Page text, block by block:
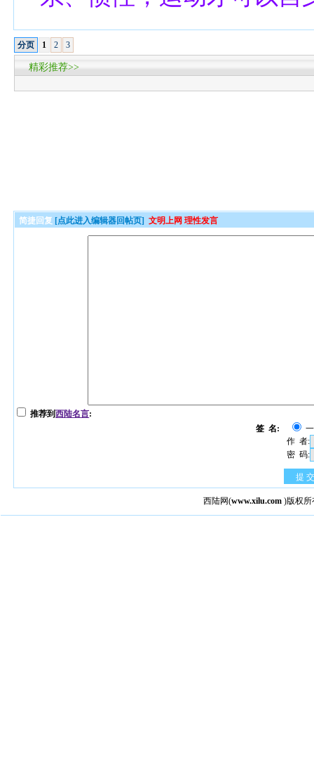
分页 1 2 3
精彩推荐>>
简捷回复 [点此进入编辑器回帖页] 文明上网 理性发言
推荐到西陆名言:
签 名:
作 者:
密 码:
提 交
西陆网(www.xilu.com )版权